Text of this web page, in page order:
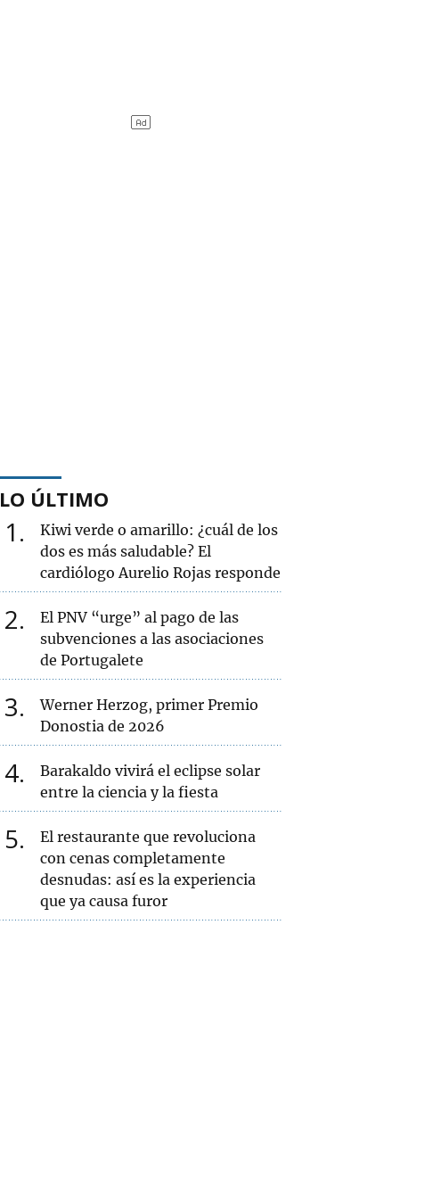
LO ÚLTIMO
1
Kiwi verde o amarillo: ¿cuál de los
dos es más saludable? El
cardiólogo Aurelio Rojas responde
2
El PNV “urge” al pago de las
subvenciones a las asociaciones
de Portugalete
3
Werner Herzog, primer Premio
Donostia de 2026
4
Barakaldo vivirá el eclipse solar
entre la ciencia y la fiesta
5
El restaurante que revoluciona
con cenas completamente
desnudas: así es la experiencia
que ya causa furor